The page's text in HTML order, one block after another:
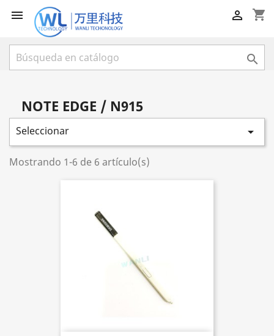
 shopping_cart


NOTE EDGE / N915
Seleccionar 
Mostrando 1-6 de 6 artículo(s)